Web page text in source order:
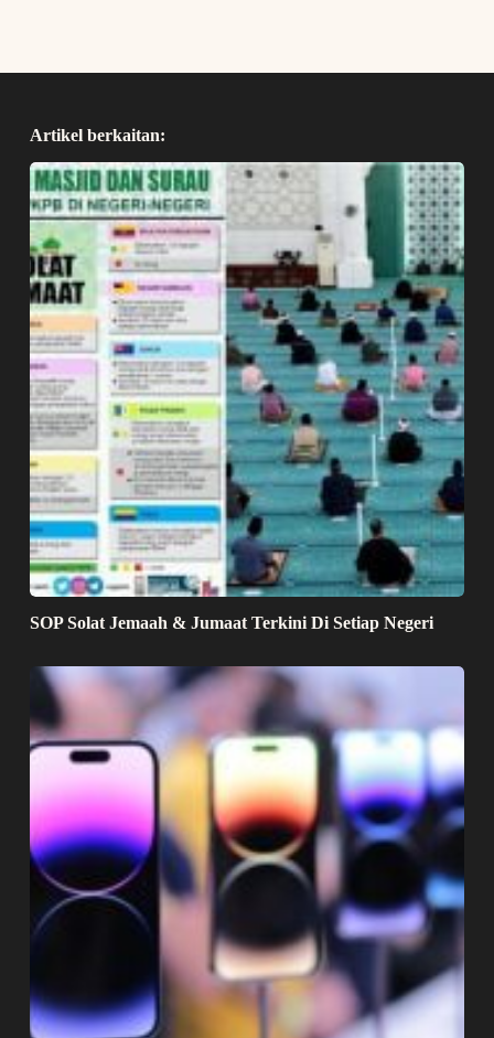
Artikel berkaitan:
SOP Solat Jemaah & Jumaat Terkini Di Setiap Negeri